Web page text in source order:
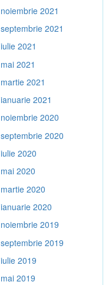
noiembrie 2021
septembrie 2021
iulie 2021
mai 2021
martie 2021
ianuarie 2021
noiembrie 2020
septembrie 2020
iulie 2020
mai 2020
martie 2020
ianuarie 2020
noiembrie 2019
septembrie 2019
iulie 2019
mai 2019